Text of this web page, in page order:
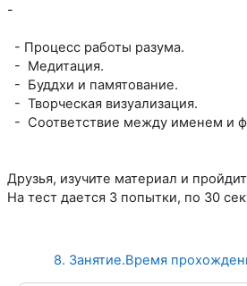
-
- Процесс работы разума.
- Медитация.
- Буддхи и памятование.
- Творческая визуализация.
- Соответствие между именем и
Друзья, изучите материал и
На тест дается 3 попытки, по 30
8. Занятие.Время